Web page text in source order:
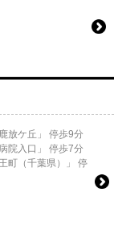
放ケ丘」 停歩9分
院入口」 停歩7分
町（千葉県）」 停